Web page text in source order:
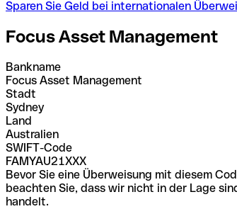
Sparen Sie Geld bei internationalen
Focus Asset Management
Bankname
Focus Asset Management
Stadt
Sydney
Land
Australien
SWIFT-Code
FAMYAU21XXX
Bevor Sie eine Überweisung mit diesem
beachten Sie, dass wir nicht in der Lage
handelt.